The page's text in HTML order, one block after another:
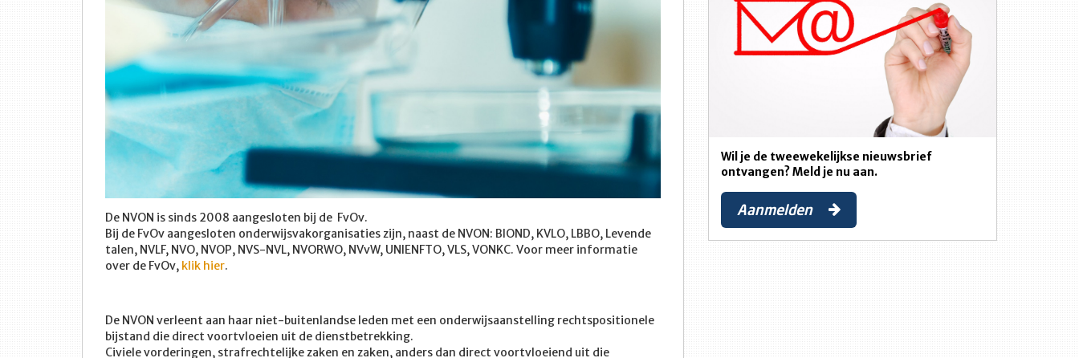
De NVON is sinds 2008 aangesloten bij de FvOv.
Bij de FvOv aangesloten onderwijsvakorganisaties zijn, naast de NVON: BIOND, KVLO, LBBO, Levende
talen, NVLF, NVO, NVOP, NVS-NVL, NVORWO, NVvW, UNIENFTO, VLS, VONKC. Voor meer informatie
over de FvOv, klik hier.
De NVON verleent aan haar niet-buitenlandse leden met een onderwijsaanstelling rechtspositionele
bijstand die direct voortvloeien uit de dienstbetrekking.
Civiele vorderingen, strafrechtelijke zaken en zaken, anders dan direct voortvloeiend uit die
Wil je de tweewekelijkse nieuwsbrief
ontvangen? Meld je nu aan.
Aanmelden